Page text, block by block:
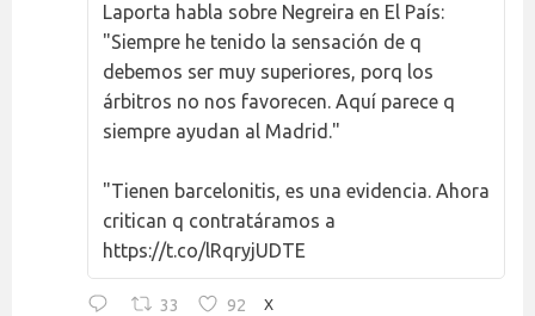
Laporta habla sobre Negreira en El País:
"Siempre he tenido la sensación de q
debemos ser muy superiores, porq los
árbitros no nos favorecen. Aquí parece q
siempre ayudan al Madrid."
"Tienen barcelonitis, es una evidencia. Ahora
critican q contratáramos a
https://t.co/lRqryjUDTE
33 92 X